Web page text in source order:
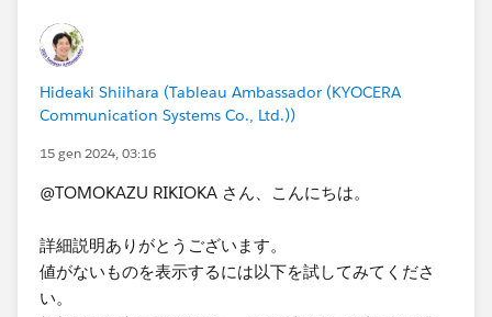
Hideaki Shiihara (Tableau Ambassador (KYOCERA
Communication Systems Co., Ltd.))
15 gen 2024, 03:16
@TOMOKAZU RIKIOKA​ さん、こんにちは。
詳細説明ありがとうございます。
値がないものを表示するには以下を試してみてくださ
い。